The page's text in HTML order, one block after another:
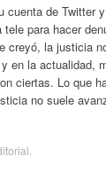
cuenta de Twitter
para hacer
creyó, la justicia
en la actualidad,
ciertas. Lo que
no suele